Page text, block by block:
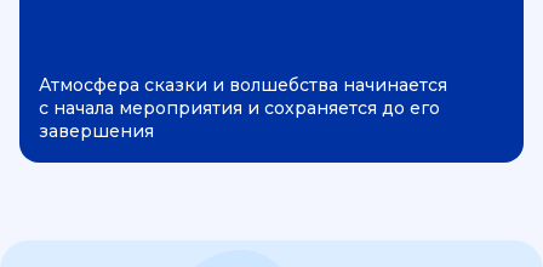
Атмосфера сказки и волшебства начинается
с начала мероприятия и сохраняется до его
завершения